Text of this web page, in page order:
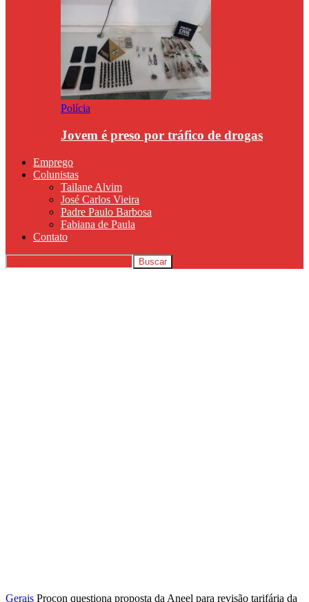
Polícia
Jovem é preso por tráfico de drogas
Emprego
Colunistas
Tailane Alvim
José Carlos Vieira
Padre Paulo Barbosa
Fabiana de Paula
Contato
Gerais Procon questiona proposta da Aneel para revisão tarifária da